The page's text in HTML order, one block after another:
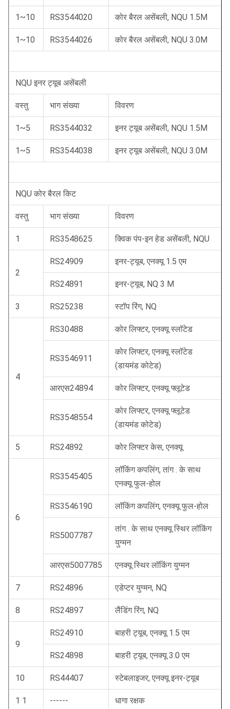
1~10 RS3544020 कोर बैरल असेंबली, NQU 1.5M
1~10 RS3544026 कोर बैरल असेंबली, NQU 3.0M
NQU इनर ट्यूब असेंबली
वस्तु भाग संख्या विवरण
1~5 RS3544032 इनर ट्यूब असेंबली, NQU 1.5M
1~5 RS3544038 इनर ट्यूब असेंबली, NQU 3.0M
NQU कोर बैरल किट
वस्तु भाग संख्या विवरण
1 RS3548625 क्विक पंप-इन हेड असेंबली, NQU
2
RS24909 इनर-ट्यूब, एनक्यू 1.5 एम
RS24891 इनर-ट्यूब, NQ 3 M
3 RS25238 स्टॉप रिंग, NQ
4
RS30488 कोर लिफ्टर, एनक्यू स्लॉटेड
RS3546911
कोर लिफ्टर, एनक्यू स्लॉटेड
(डायमंड कोटेड)
आरएस24894 कोर लिफ्टर, एनक्यू फ्लूटेड
RS3548554
कोर लिफ्टर, एनक्यू फ्लूटेड
(डायमंड कोटेड)
5 RS24892 कोर लिफ्टर केस, एनक्यू
6
RS3545405
लॉकिंग कपलिंग, तांग . के साथ
एनक्यू फुल-होल
RS3546190 लॉकिंग कपलिंग, एनक्यू फुल-होल
RS5007787
तांग . के साथ एनक्यू स्थिर लॉकिंग
युग्मन
आरएस5007785 एनक्यू स्थिर लॉकिंग युग्मन
7 RS24896 एडेप्टर युग्मन, NQ
8 RS24897 लैंडिंग रिंग, NQ
9
RS24910 बाहरी ट्यूब, एनक्यू 1.5 एम
RS24898 बाहरी ट्यूब, एनक्यू 3.0 एम
10 RS44407 स्टेबलाइजर, एनक्यू इनर-ट्यूब
1 1 ------ धागा रक्षक